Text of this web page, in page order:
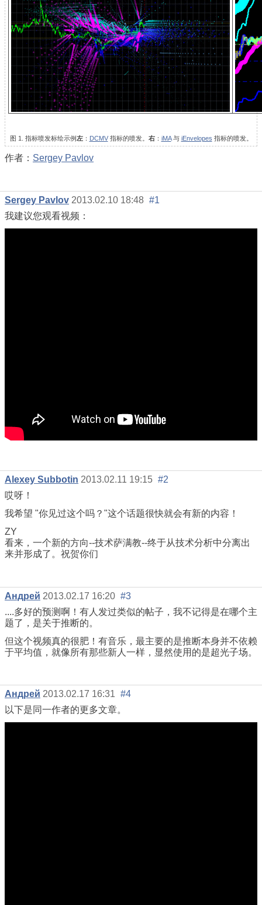
图 1. 指标喷发标绘示例左： DCMV指标的喷发。 右： iMA与 iEnvelopes 指标的喷发。
作者： Sergey Pavlov
Sergey Pavlov 2013.02.10 18:48 #1
我建议您观看视频：
Alexey Subbotin 2013.02.11 19:15 #2
哎呀！
我希望 "你见过这个吗？"这个话题很快就会有新的内容！
ZY
看来，一个新的方向--技术萨满教--终于从技术分析中分离出
来并形成了。祝贺你们
Андрей 2013.02.17 16:20 #3
....多好的预测啊！有人发过类似的帖子，我不记得是在哪个主
题了，是关于推断的。
但这个视频真的很肥！有音乐，最主要的是推断本身并不依赖
于平均值，就像所有那些新人一样，显然使用的是超光子场。
Андрей 2013.02.17 16:31 #4
以下是同一作者的更多文章。